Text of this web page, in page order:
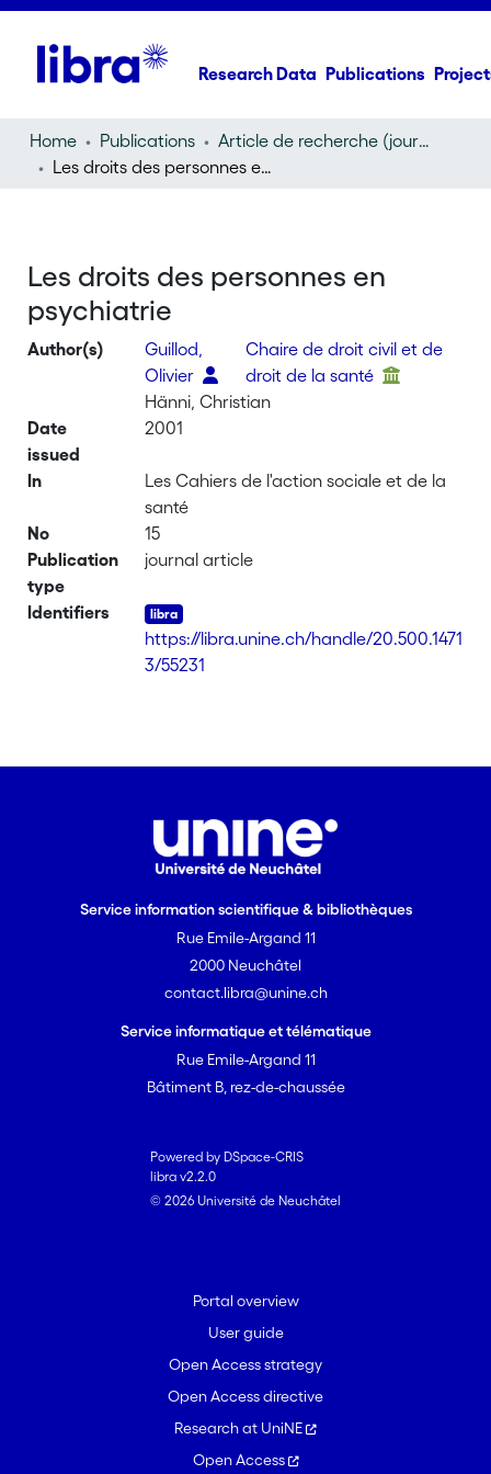
Research Data Publications
Home Publications
Article de recherche (journal article)
Les droits des personnes en psychiatrie
Les droits des personnes en
psychiatrie
Author(s)
Guillod,
Olivier
Chaire de droit civil et de
droit de la santé
Hänni, Christian
Date
issued
2001
In
Les Cahiers de l'action sociale et de la
santé
No
15
Publication
type
journal article
Identifiers
https://libra.unine.ch/handle/20.500.1471
3/55231
Service information scientifique & bibliothèques
Rue Emile-Argand 11
2000 Neuchâtel
contact.libra@unine.ch
Service informatique et télématique
Rue Emile-Argand 11
Bâtiment B, rez-de-chaussée
Powered by DSpace-CRIS
libra v2.2.0
© 2026 Université de Neuchâtel
Portal overview
User guide
Open Access strategy
Open Access directive
Research at UniNE
Open Access